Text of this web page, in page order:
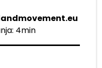
4min